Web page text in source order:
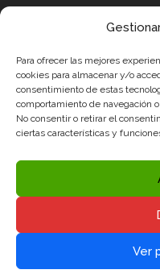
Para ofrecer las mejores
cookies para almacenar y/o
consentimiento de estas
comportamiento de navegación
No consentir o retirar el
ciertas características y
Ver
Equip
ROBOTIX CASTELLÓN
INGENIOOS VALENCIA
CERCA ALICANTE
Condicions legals
Politica de
Politica de Cookies